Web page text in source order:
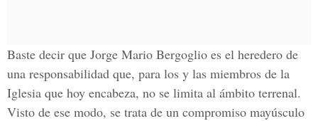
Baste decir que Jorge Mario Bergoglio es el heredero de
una responsabilidad que, para los y las miembros de la
Iglesia que hoy encabeza, no se limita al ámbito terrenal.
Visto de ese modo, se trata de un compromiso mayúsculo